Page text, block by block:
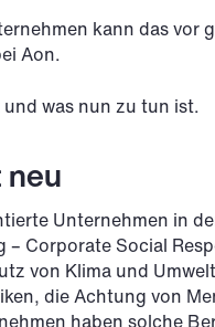
kann das vor
Aon.
was nun zu tun ist.
Unternehmen in
Corporate Social
von Klima und
die Achtung von
haben solche